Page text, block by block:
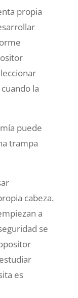
propia
la
puede
trampa
cabeza.
a
se
es